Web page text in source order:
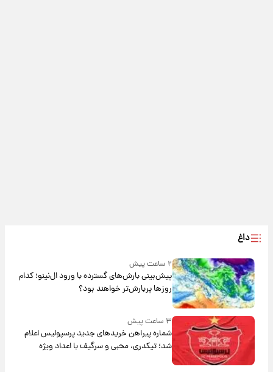
داغ
۲ ساعت پیش
پیش‌بینی بارش‌های گسترده با ورود ال‌نینو؛ کدام
روزها پربارش‌تر خواهند بود؟
۳ ساعت پیش
شماره پیراهن خریدهای جدید پرسپولیس اعلام
شد؛ تیکدری، محبی و سرگیف با اعداد ویژه